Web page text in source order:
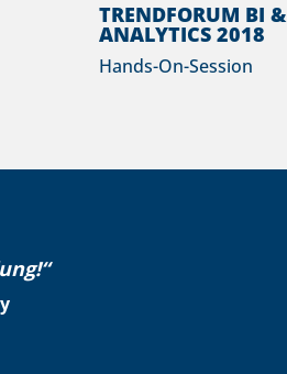
TRENDFORUM BI &
ANALYTICS 2018
Hands-On-Session